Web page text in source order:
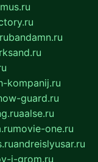
bandamn.ru
kompanij.ru
guard.ru
aalse.ru
movie-one.ru
andreislyusar.ru
i-grom.ru